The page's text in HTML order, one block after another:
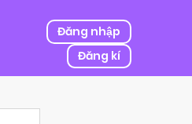
Đăng nhập
Đăng kí
được mệnh danh